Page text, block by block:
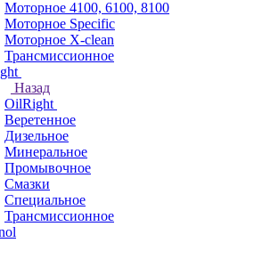
Моторное 4100, 6100, 8100
Моторное Specific
Моторное X-clean
Трансмиссионное
Назад
OilRight
Веретенное
Дизельное
Минеральное
Промывочное
Смазки
Специальное
Трансмиссионное